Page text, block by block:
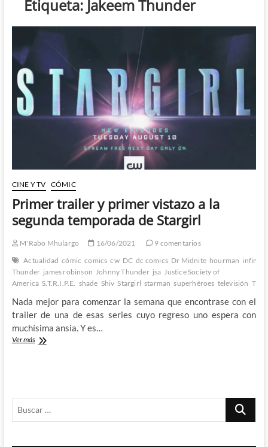
Etiqueta: Jakeem Thunder
CINE Y TV CÓMIC
Primer trailer y primer vistazo a la
segunda temporada de Stargirl
M'Rabo Mhulargo 16/06/2021
9 comentarios
Actualidad cómic comics cw DC dc comics Dr Midnite hourman infinity
Thunder james robinson Johnny Thunder jsa Justice Society of
America S.T.R.I.P.E. shade Shiv Stargirl starman superhéroes televisión
Nada mejor para comenzar la semana que encontrase con el
trailer de una de esas series cuyo regreso uno espera con
muchísima ansia. Y es…
Ver másPrimer
segunda
Buscar